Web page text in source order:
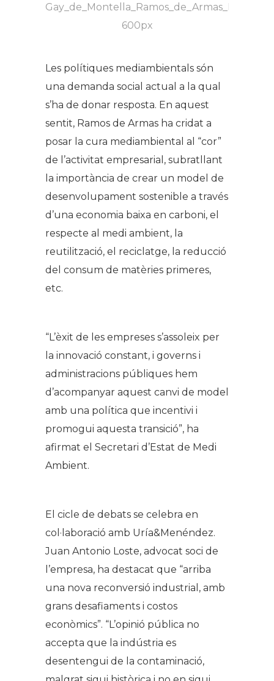
Gay_de_Montella_Ramos_de_Armas_Foment
600px
Les polítiques mediambientals són
una demanda social actual a la qual
s’ha de donar resposta. En aquest
sentit, Ramos de Armas ha cridat a
posar la cura mediambiental al “cor”
de l’activitat empresarial, subratllant
la importància de crear un model de
desenvolupament sostenible a través
d’una economia baixa en carboni, el
respecte al medi ambient, la
reutilització, el reciclatge, la reducció
del consum de matèries primeres,
etc.
“L’èxit de les empreses s’assoleix per
la innovació constant, i governs i
administracions públiques hem
d’acompanyar aquest canvi de model
amb una política que incentivi i
promogui aquesta transició”, ha
afirmat el Secretari d’Estat de Medi
Ambient.
El cicle de debats se celebra en
col·laboració amb Uría&Menéndez.
Juan Antonio Loste, advocat soci de
l’empresa, ha destacat que “arriba
una nova reconversió industrial, amb
grans desafiaments i costos
econòmics”. “L’opinió pública no
accepta que la indústria es
desentengui de la contaminació,